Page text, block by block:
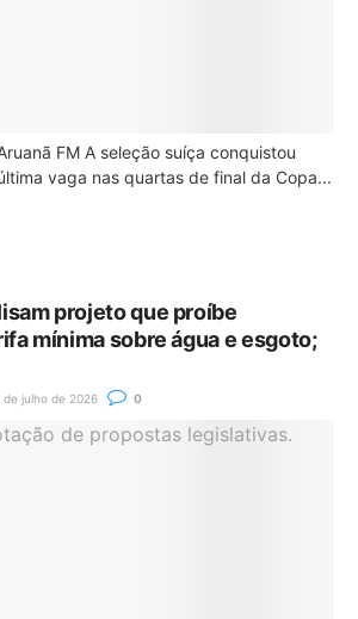
FM A seleção suíça conquistou
vaga nas quartas de final da Copa...
projeto que proíbe
mínima sobre água e esgoto;
de julho de 2026 0